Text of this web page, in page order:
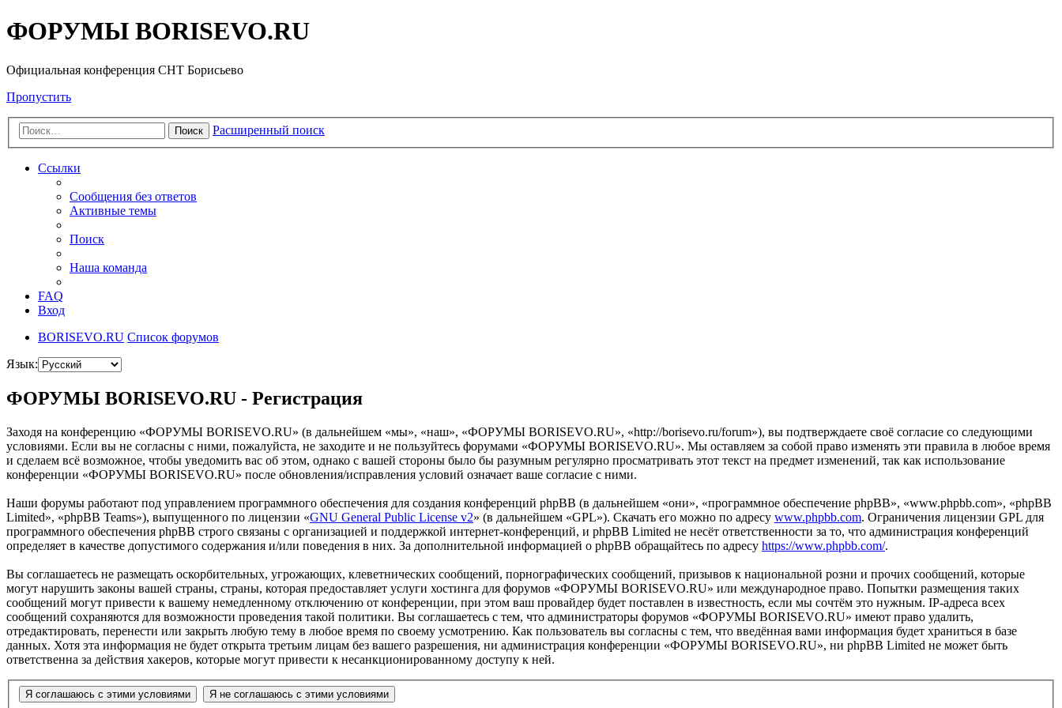
ФОРУМЫ BORISEVO.RU
Официальная конференция СНТ Борисьево
Пропустить
Поиск Расширенный поиск
Ссылки
Сообщения без ответов
Активные темы
Поиск
Наша команда
FAQ
Вход
BORISEVO.RU Список форумов
Язык:
ФОРУМЫ BORISEVO.RU - Регистрация
Заходя на конференцию «ФОРУМЫ BORISEVO.RU» (в дальнейшем «мы», «наш», «ФОРУМЫ BORISEVO.RU», «http://borisevo.ru/forum»), вы подтверждаете своё согласие со следующими
условиями. Если вы не согласны с ними, пожалуйста, не заходите и не пользуйтесь форумами «ФОРУМЫ BORISEVO.RU». Мы оставляем за собой право изменять эти правила в любое время
и сделаем всё возможное, чтобы уведомить вас об этом, однако с вашей стороны было бы разумным регулярно просматривать этот текст на предмет изменений, так как использование
конференции «ФОРУМЫ BORISEVO.RU» после обновления/исправления условий означает ваше согласие с ними.
Наши форумы работают под управлением программного обеспечения для создания конференций phpBB (в дальнейшем «они», «программное обеспечение phpBB», «www.phpbb.com», «phpBB
Limited», «phpBB Teams»), выпущенного по лицензии «GNU General Public License v2» (в дальнейшем «GPL»). Скачать его можно по адресу www.phpbb.com. Ограничения лицензии GPL для
программного обеспечения phpBB строго связаны с организацией и поддержкой интернет-конференций, и phpBB Limited не несёт ответственности за то, что администрация конференций
определяет в качестве допустимого содержания и/или поведения в них. За дополнительной информацией о phpBB обращайтесь по адресу https://www.phpbb.com/.
Вы соглашаетесь не размещать оскорбительных, угрожающих, клеветнических сообщений, порнографических сообщений, призывов к национальной розни и прочих сообщений, которые
могут нарушить законы вашей страны, страны, которая предоставляет услуги хостинга для форумов «ФОРУМЫ BORISEVO.RU» или международное право. Попытки размещения таких
сообщений могут привести к вашему немедленному отключению от конференции, при этом ваш провайдер будет поставлен в известность, если мы сочтём это нужным. IP-адреса всех
сообщений сохраняются для возможности проведения такой политики. Вы соглашаетесь с тем, что администраторы форумов «ФОРУМЫ BORISEVO.RU» имеют право удалить,
отредактировать, перенести или закрыть любую тему в любое время по своему усмотрению. Как пользователь вы согласны с тем, что введённая вами информация будет храниться в базе
данных. Хотя эта информация не будет открыта третьим лицам без вашего разрешения, ни администрация конференции «ФОРУМЫ BORISEVO.RU», ни phpBB Limited не может быть
ответственна за действия хакеров, которые могут привести к несанкционированному доступу к ней.